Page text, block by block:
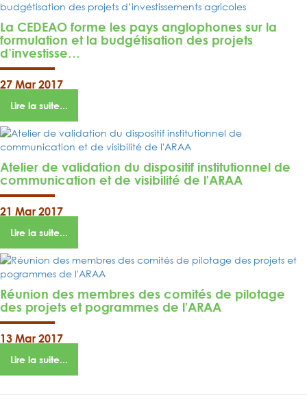
La CEDEAO forme les pays anglophones sur la
formulation et la budgétisation des projets
d’investisse…
27 Mar 2017
Lire la suite...
Atelier de validation du dispositif institutionnel de
communication et de visibilité de l'ARAA
21 Mar 2017
Lire la suite...
Réunion des membres des comités de pilotage
des projets et pogrammes de l'ARAA
13 Mar 2017
Lire la suite...